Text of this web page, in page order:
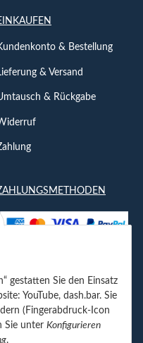
gestatten Sie den Einsatz
YouTube, dash.bar. Sie
(Fingerabdruck-Icon
Sie unter Konfigurieren
.
& Bestellung
& Versand
& Rückgabe